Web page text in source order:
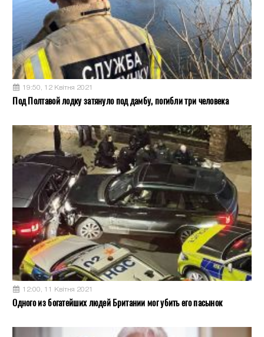
19:50, 12 Квітня 2021
Под Полтавой лодку затянуло под дамбу, погибли три человека
12:00, 11 Квітня 2021
Одного из богатейших людей Британии мог убить его пасынок